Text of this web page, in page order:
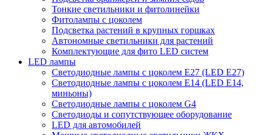
Тонкие светильники и фитолинейки
Фитолампы с цоколем
Подсветка растений в крупных горшках
Автономные светильники для растений
Комплектующие для фито LED систем
LED лампы
Светодиодные лампы с цоколем Е27 (LED E27)
Светодиодные лампы с цоколем Е14 (LED E14,
миньоны)
Светодиодные лампы с цоколем G4
Светодиоды и сопутствующее оборудование
LED для автомобилей